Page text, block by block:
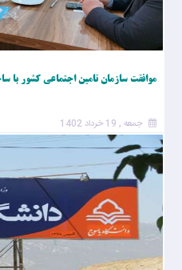
موافقت سازمان تامین اجتماعی کشور با
جمعه , 19 خرداد 1402